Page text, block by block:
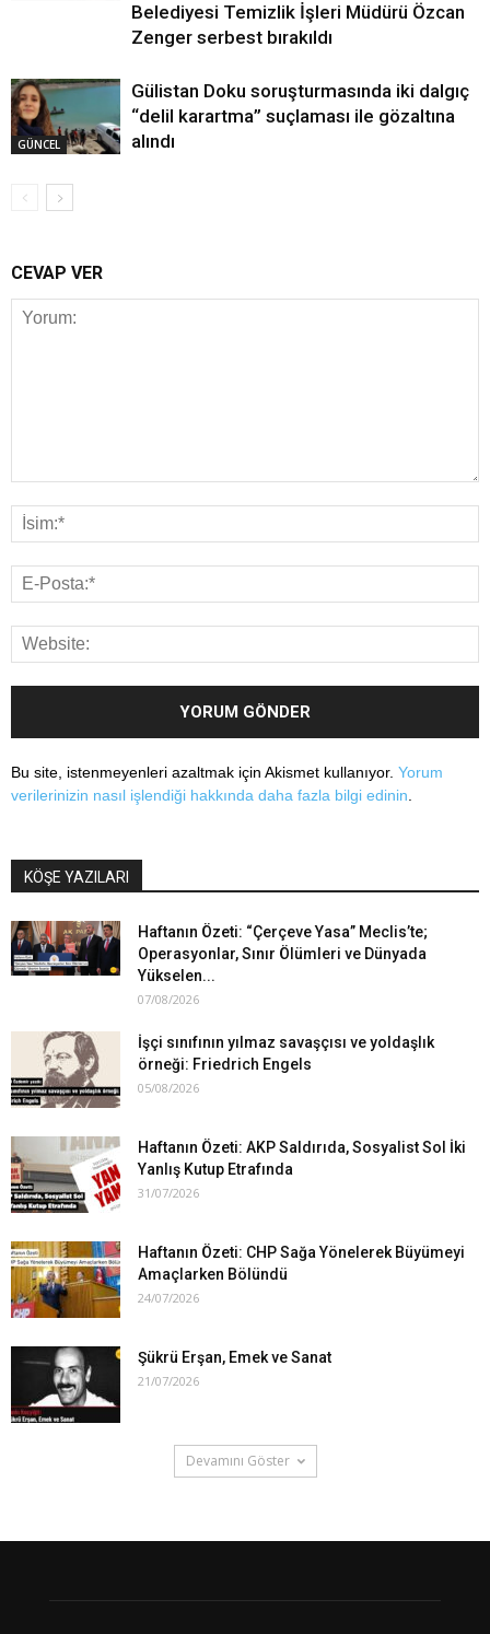
Belediyesi Temizlik İşleri Müdürü Özcan
Zenger serbest bırakıldı
GÜNCEL
Gülistan Doku soruşturmasında iki dalgıç
“delil karartma” suçlaması ile gözaltına
alındı
CEVAP VER
Bu site, istenmeyenleri azaltmak için Akismet kullanıyor. Yorum
verilerinizin nasıl işlendiği hakkında daha fazla bilgi edinin.
KÖŞE YAZILARI
Haftanın Özeti: “Çerçeve Yasa” Meclis’te;
Operasyonlar, Sınır Ölümleri ve Dünyada
Yükselen...
07/08/2026
İşçi sınıfının yılmaz savaşçısı ve yoldaşlık
örneği: Friedrich Engels
05/08/2026
Haftanın Özeti: AKP Saldırıda, Sosyalist Sol İki
Yanlış Kutup Etrafında
31/07/2026
Haftanın Özeti: CHP Sağa Yönelerek Büyümeyi
Amaçlarken Bölündü
24/07/2026
Şükrü Erşan, Emek ve Sanat
21/07/2026
Devamını Göster